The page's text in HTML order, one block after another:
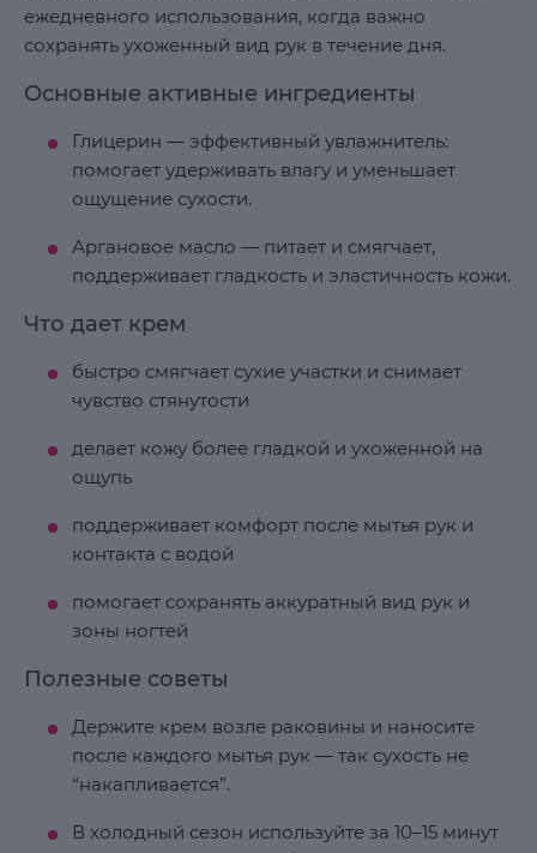
ежедневного использования, когда важно
сохранять ухоженный вид рук в течение дня.
Основные активные ингредиенты
Глицерин — эффективный увлажнитель:
помогает удерживать влагу и уменьшает
ощущение сухости.
Аргановое масло — питает и смягчает,
поддерживает гладкость и эластичность кожи.
Что дает крем
быстро смягчает сухие участки и снимает
чувство стянутости
делает кожу более гладкой и ухоженной на
ощупь
поддерживает комфорт после мытья рук и
контакта с водой
помогает сохранять аккуратный вид рук и
зоны ногтей
Полезные советы
Держите крем возле раковины и наносите
после каждого мытья рук — так сухость не
“накапливается”.
В холодный сезон используйте за 10–15 минут